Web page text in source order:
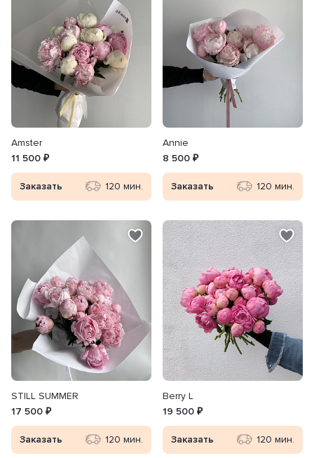
Amster
11 500 ₽
Заказать 120 мин.
Annie
8 500 ₽
Заказать 120 мин.
STILL SUMMER
17 500 ₽
Заказать 120 мин.
Berry L
19 500 ₽
Заказать 120 мин.